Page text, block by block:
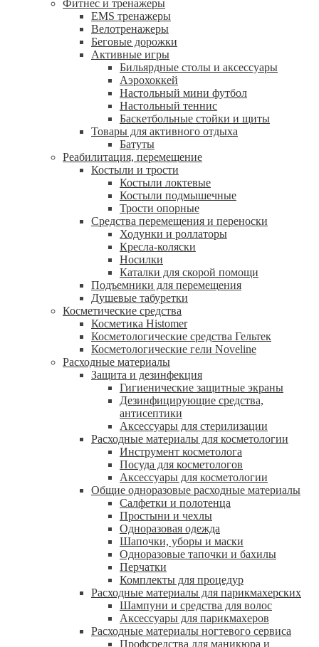
Фитнес и тренажеры
EMS тренажеры
Велотренажеры
Беговые дорожки
Активные игры
Бильярдные столы и аксессуары
Аэрохоккей
Настольный мини футбол
Настольный теннис
Баскетбольные стойки и щиты
Товары для активного отдыха
Батуты
Реабилитация, перемещение
Костыли и трости
Костыли локтевые
Костыли подмышечные
Трости опорные
Средства перемещения и переноски
Ходунки и роллаторы
Кресла-коляски
Носилки
Каталки для скорой помощи
Подъемники для перемещения
Душевые табуретки
Косметические средства
Косметика Histomer
Косметологические средства Гельтек
Косметологические гели Noveline
Расходные материалы
Защита и дезинфекция
Гигиенические защитные экраны
Дезинфицирующие средства,
антисептики
Аксессуары для стерилизации
Расходные материалы для косметологии
Инструмент косметолога
Посуда для косметологов
Аксессуары для косметологии
Общие одноразовые расходные материалы
Салфетки и полотенца
Простыни и чехлы
Одноразовая одежда
Шапочки, уборы и маски
Одноразовые тапочки и бахилы
Перчатки
Комплекты для процедур
Расходные материалы для парикмахерских
Шампуни и средства для волос
Аксессуары для парикмахеров
Расходные материалы ногтевого сервиса
Профсредства для маникюра и